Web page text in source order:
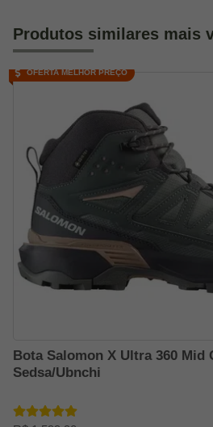
Produtos similares mais
Bota Salomon X Ultra 360 Mid
Sedsa/Ubnchi
OFERTA MELHOR PREÇO